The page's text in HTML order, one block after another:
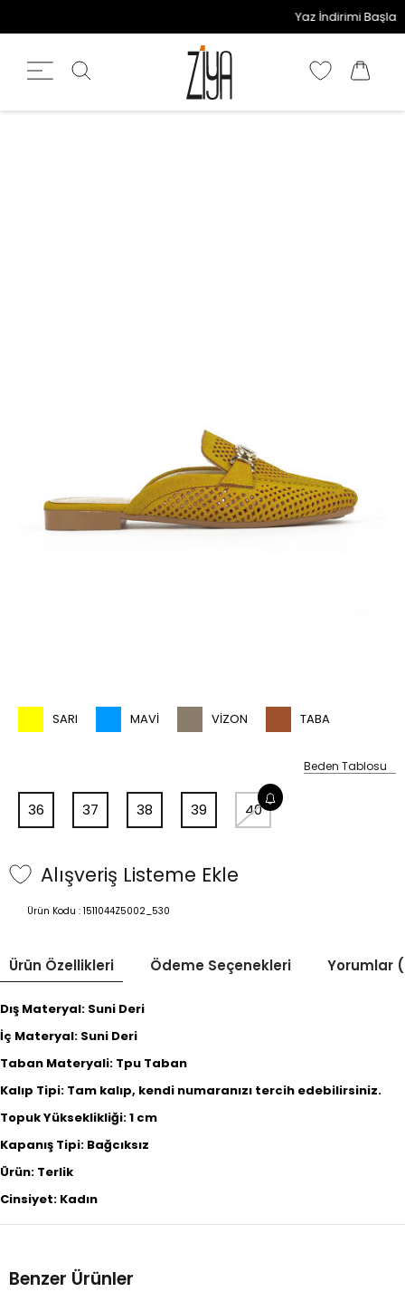
Yaz İndirimi
SARI MAVI VIZON TABA
Beden Tablosu
36 37 38 39 40
Alışveriş Listeme Ekle
Ürün Kodu : 1511044Z5002_530
Ürün Özellikleri Ödeme Seçenekleri Yorumlar
Dış Materyal: Suni Deri
İç Materyal: Suni Deri
Taban Materyali: Tpu Taban
Kalıp Tipi: Tam kalıp, kendi numaranızı tercih edebilirsiniz.
Topuk Yükseklikliği: 1 cm
Kapanış Tipi: Bağcıksız
Ürün: Terlik
Cinsiyet: Kadın
Benzer Ürünler